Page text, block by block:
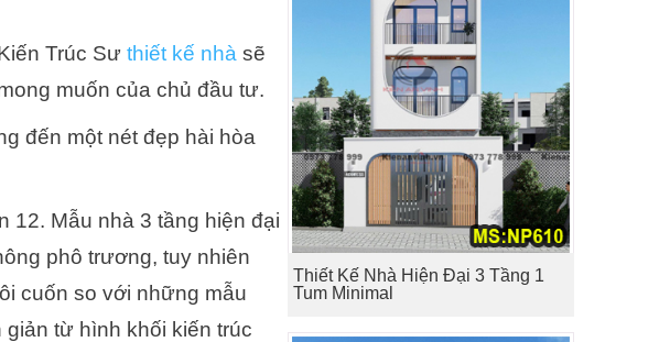
Trúc Sưthiết kế nhà sẽ
muốn của chủ đầu tư.
đến một nét đẹp hài hòa
12. Mẫu nhà 3 tầng hiện đại
phô trương, tuy nhiên
cuốn so với những mẫu
từ hình khối kiến trúc
Thiết Kế Nhà Hiện Đại 3 Tầng 1
Tum Minimal